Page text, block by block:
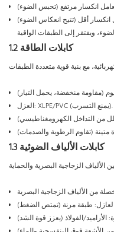
1.2 كابلات الطاقة
العزل: XLPE/PVC (يمنع التسرب).
1.3 كابلات الألياف الضوئية